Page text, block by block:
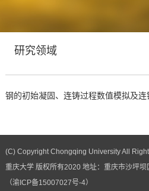
研究领域
钢的初始凝固、连铸过程数值模拟及
(C) Copyright Chongqing University All
重庆大学 版权所有2020 地址：重庆市沙坪
（渝ICP备15007027号-4）